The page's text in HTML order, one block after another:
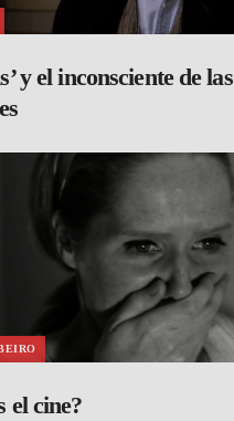
y el inconsciente de las
el cine?